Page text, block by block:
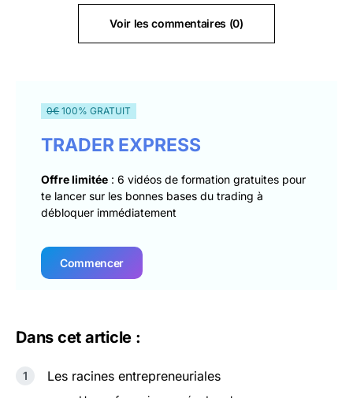
Voir les commentaires (0)
0€100% GRATUIT
TRADER EXPRESS
Offre limitée : 6 vidéos de formation gratuites pour
te lancer sur les bonnes bases du trading à
débloquer immédiatement
Commencer
Dans cet article :
Les racines entrepreneuriales